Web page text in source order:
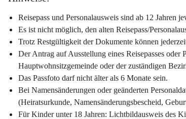
Reisepass und Personalausweis sind ab 12 Jahren
Es ist nicht möglich, den alten Reisepass/
Trotz Restgültigkeit der Dokumente können
Der Antrag auf Ausstellung eines Reisepasses oder
Hauptwohnsitzgemeinde oder der zuständigen
Das Passfoto darf nicht älter als 6 Monate sein.
Bei Namensänderungen oder geänderten
(Heiratsurkunde, Namensänderungsbescheid,
Für Kinder unter 18 Jahren: Lichtbildausweis des